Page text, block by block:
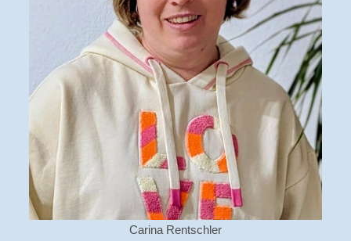
Carina Rentschler